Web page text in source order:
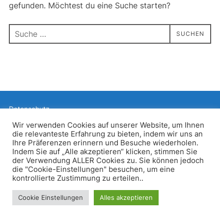
gefunden. Möchtest du eine Suche starten?
Suchen
nach:
SUCHEN
Datenschutz
Inspiro WordPress Theme von WPZOOM
Wir verwenden Cookies auf unserer Website, um Ihnen
die relevanteste Erfahrung zu bieten, indem wir uns an
Ihre Präferenzen erinnern und Besuche wiederholen.
Indem Sie auf „Alle akzeptieren“ klicken, stimmen Sie
der Verwendung ALLER Cookies zu. Sie können jedoch
die "Cookie-Einstellungen" besuchen, um eine
kontrollierte Zustimmung zu erteilen..
Cookie Einstellungen Alles akzeptieren